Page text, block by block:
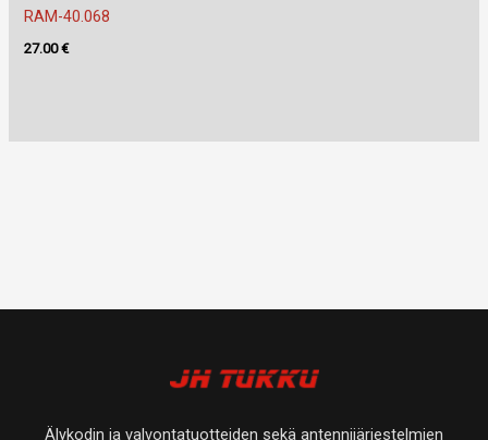
RAM-40.068
27.00€
Älykodin ja valvontatuotteiden sekä antennijärjestelmien